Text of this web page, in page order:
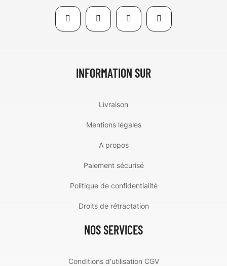
INFORMATION SUR
Livraison
Mentions légales
A propos
Paiement sécurisé
Politique de confidentialité
Droits de rétractation
NOS SERVICES
Conditions d'utilisation CGV